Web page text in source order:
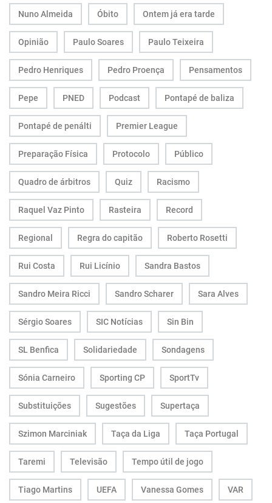
Nuno Almeida Óbito Ontem já era tarde
Opinião Paulo Soares Paulo Teixeira
Pedro Henriques Pedro Proença Pensamentos
Pepe PNED Podcast Pontapé de baliza
Pontapé de penálti Premier League
Preparação Física Protocolo Público
Quadro de árbitros Quiz Racismo
Raquel Vaz Pinto Rasteira Record
Regional Regra do capitão Roberto Rosetti
Rui Costa Rui Licínio Sandra Bastos
Sandro Meira Ricci Sandro Scharer Sara Alves
Sérgio Soares SIC Notícias Sin Bin
SL Benfica Solidariedade Sondagens
Sónia Carneiro Sporting CP SportTv
Substituições Sugestões Supertaça
Szimon Marciniak Taça da Liga Taça Portugal
Taremi Televisão Tempo útil de jogo
Tiago Martins UEFA Vanessa Gomes VAR